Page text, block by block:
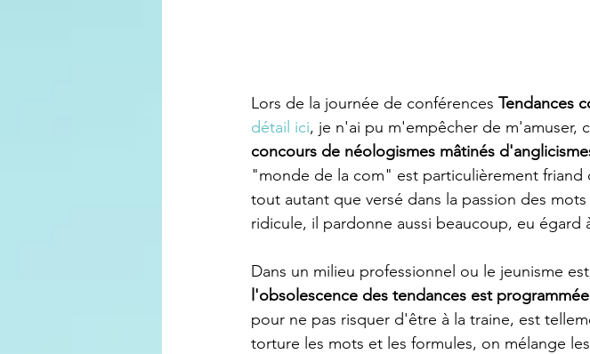
Lors de la journée de conférences Tendances
détail ici, je n'ai pu m'empêcher de m'amuser,
concours de néologismes mâtinés
"monde de la com" est particulièrement friand
tout autant que versé dans la passion des
ridicule, il pardonne aussi beaucoup, eu égard
Dans un milieu professionnel ou le jeunisme
l'obsolescence des tendances est programmée
pour ne pas risquer d'être à la traine, est
torture les mots et les formules, on mélange